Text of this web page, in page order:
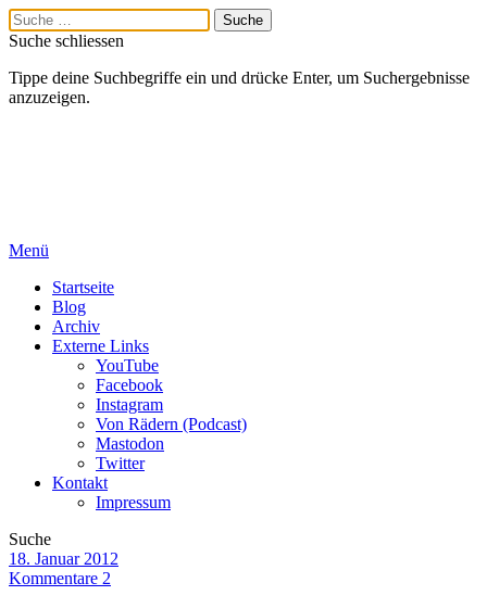
Suche schliessen
Tippe deine Suchbegriffe ein und drücke Enter, um Suchergebnisse
anzuzeigen.
Menü
Startseite
Blog
Archiv
Externe Links
YouTube
Facebook
Instagram
Von Rädern (Podcast)
Mastodon
Twitter
Kontakt
Impressum
Suche
18. Januar 2012
Kommentare 2